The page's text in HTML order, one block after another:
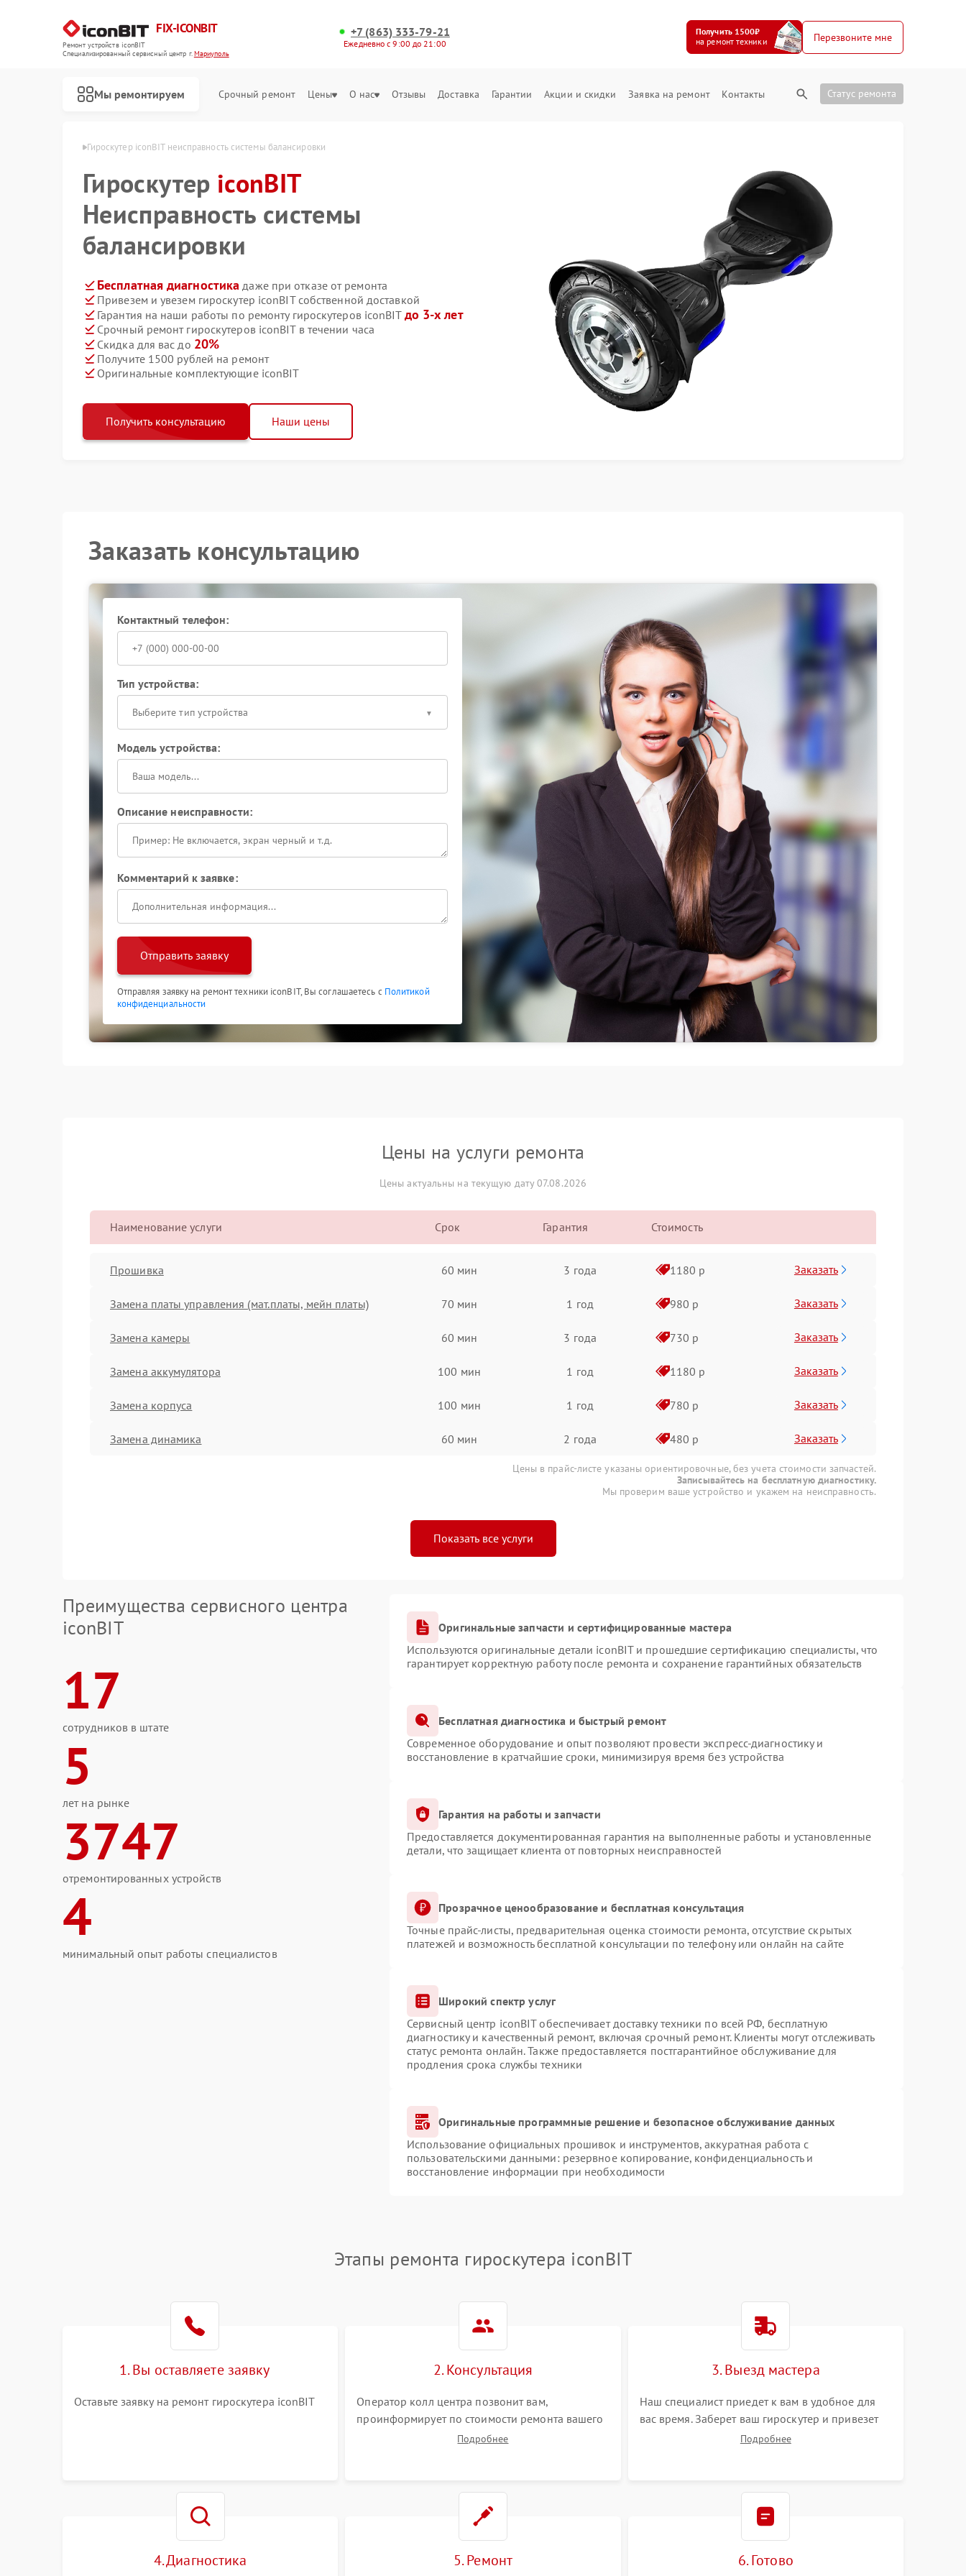
FIX-ICONBIT
Ремонт устройств iconBIT
Специализированный cервисный центр г.Мариуполь
+7 (863) 333-79-21
Ежедневно с 9:00 до 21:00
Получить 1500₽
на ремонт техники
Перезвоните мне
Мы ремонтируем Срочный ремонт Цены О нас Отзывы Доставка Гарантии Акции и скидки Заявка на ремонт Контакты Статус ремонта
Гироскутер iconBIT неисправность системы балансировки
Гироскутер iconBIT
Неисправность системы
балансировки
Бесплатная диагностика даже при отказе от ремонта
Привезем и увезем гироскутер iconBIT собственной доставкой
Гарантия на наши работы по ремонту гироскутеров iconBIT до 3-х лет
Срочный ремонт гироскутеров iconBIT в течении часа
Скидка для вас до 20%
Получите 1500 рублей на ремонт
Оригинальные комплектующие iconBIT
Получить консультацию Наши цены
Заказать консультацию
Контактный телефон:
Тип устройства:
Выберите тип устройства
Модель устройства:
Описание неисправности:
Комментарий к заявке:
Отправить заявку
Отправляя заявку на ремонт техники iconBIT, Вы соглашаетесь с Политикой
конфиденциальности
Цены на услуги ремонта
Цены актуальны на текущую дату 07.08.2026
Наименование услуги Срок Гарантия Стоимость
Прошивка 60 мин 3 года 1180 р Заказать
Замена платы управления (мат.платы, мейн платы) 70 мин 1 год 980 р Заказать
Замена камеры 60 мин 3 года 730 р Заказать
Замена аккумулятора 100 мин 1 год 1180 р Заказать
Замена корпуса 100 мин 1 год 780 р Заказать
Замена динамика 60 мин 2 года 480 р Заказать
Цены в прайс-листе указаны ориентировочные, без учета стоимости запчастей.
Записывайтесь на бесплатную диагностику.
Мы проверим ваше устройство и укажем на неисправность.
Показать все услуги
Преимущества сервисного центра
iconBIT
17
сотрудников в штате
5
лет на рынке
3747
отремонтированных устройств
4
минимальный опыт работы специалистов
Оригинальные запчасти и сертифицированные мастера
Используются оригинальные детали iconBIT и прошедшие сертификацию специалисты, что
гарантирует корректную работу после ремонта и сохранение гарантийных обязательств
Бесплатная диагностика и быстрый ремонт
Современное оборудование и опыт позволяют провести экспресс-диагностику и
восстановление в кратчайшие сроки, минимизируя время без устройства
Гарантия на работы и запчасти
Предоставляется документированная гарантия на выполненные работы и установленные
детали, что защищает клиента от повторных неисправностей
Прозрачное ценообразование и бесплатная консультация
Точные прайс-листы, предварительная оценка стоимости ремонта, отсутствие скрытых
платежей и возможность бесплатной консультации по телефону или онлайн на сайте
Широкий спектр услуг
Сервисный центр iconBIT обеспечивает доставку техники по всей РФ, бесплатную
диагностику и качественный ремонт, включая срочный ремонт. Клиенты могут отслеживать
статус ремонта онлайн. Также предоставляется постгарантийное обслуживание для
продления срока службы техники
Оригинальные программные решение и безопасное обслуживание данных
Использование официальных прошивок и инструментов, аккуратная работа с
пользовательскими данными: резервное копирование, конфиденциальность и
восстановление информации при необходимости
Этапы ремонта гироскутера iconBIT
1. Вы оставляете заявку
Оставьте заявку на ремонт гироскутера iconBIT
2. Консультация
Оператор колл центра позвонит вам,
проинформирует по стоимости ремонта вашего
гироскутера а также ответит на все ваши
Подробнее
3. Выезд мастера
Наш специалист приедет к вам в удобное для
вас время. Заберет ваш гироскутер и привезет
на склад для диагностики.
Подробнее
4. Диагностика 5. Ремонт 6. Готово